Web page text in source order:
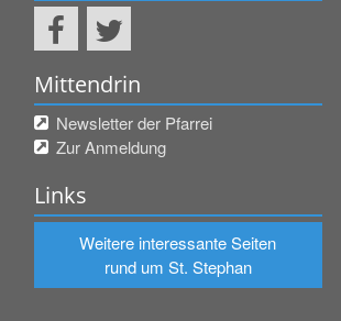
Mittendrin
Newsletter der Pfarrei
Zur Anmeldung
Links
Weitere interessante Seiten
rund um St. Stephan